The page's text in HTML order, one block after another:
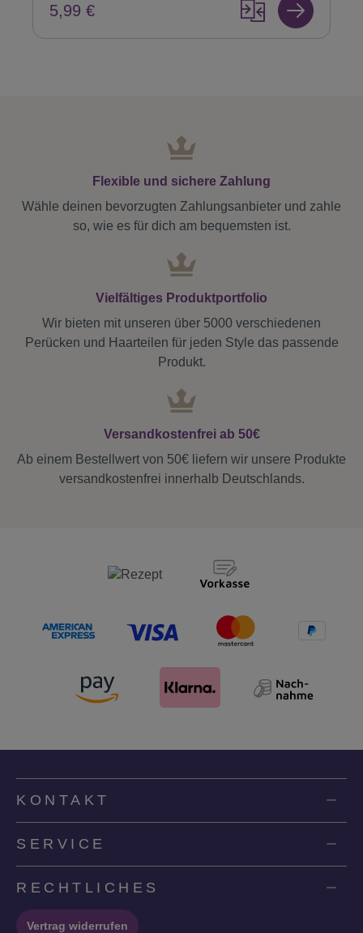
5,99 €
Flexible und sichere Zahlung
Wähle deinen bevorzugten Zahlungsanbieter und zahle
so, wie es für dich am bequemsten ist.
Vielfältiges Produktportfolio
Wir bieten mit unseren über 5000 verschiedenen
Perücken und Haarteilen für jeden Style das passende
Produkt.
Versandkostenfrei ab 50€
Ab einem Bestellwert von 50€ liefern wir unsere Produkte
versandkostenfrei innerhalb Deutschlands.
KONTAKT
SERVICE
RECHTLICHES
Vertrag widerrufen